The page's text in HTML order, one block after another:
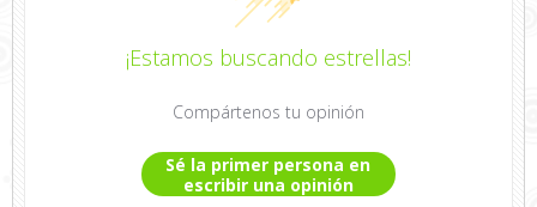
¡Estamos buscando estrellas!
Compártenos tu opinión
Sé la primer persona en
escribir una opinión